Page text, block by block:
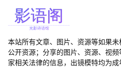
本站所有文章、图片、资源等如果
公开资源；分享的图片、资源、视
家相关法律的信息，出镜模特均为